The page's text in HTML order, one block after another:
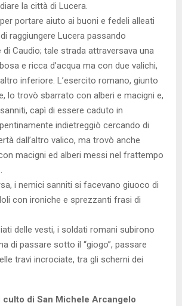
la città di Lucera.
portare aiuto ai buoni e fedeli alleati
raggiungere Lucera passando
Caudio; tale strada attraversava una
e ricca d’acqua ma con due valichi,
inferiore. L’esercito romano, giunto
lo trovò sbarrato con alberi e macigni e,
capì di essere caduto in
indietreggiò cercando di
dall’altro valico, ma trovò anche
macigni ed alberi messi nel frattempo
i nemici sanniti si facevano giuoco di
con ironiche e sprezzanti frasi di
delle vesti, i soldati romani subirono
di passare sotto il “giogo”, passare
travi incrociate, tra gli scherni dei
culto di San Michele Arcangelo